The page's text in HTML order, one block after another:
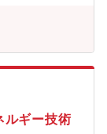
内外関係者と
整・既存業務の
統括部 CREグ
ン】アセット
メンバーの指
期待します。
の確立／定型
不動産の早期
ルギー技術